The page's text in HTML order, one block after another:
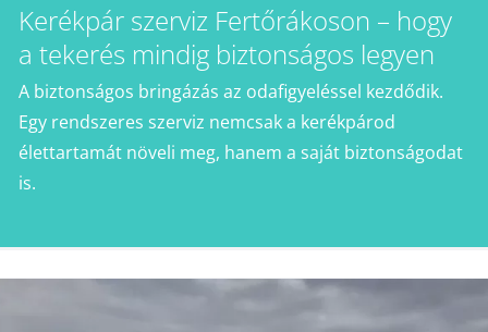
Kerékpár szerviz Fertőrákoson – hogy
a tekerés mindig biztonságos legyen
A biztonságos bringázás az odafigyeléssel kezdődik.
Egy rendszeres szerviz nemcsak a kerékpárod
élettartamát növeli meg, hanem a saját biztonságodat
is.